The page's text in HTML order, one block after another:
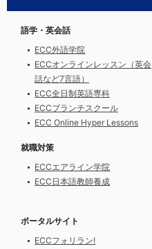
語学・英会話
ECC外語学院
ECCオンラインレッスン（英会
話など7言語）
ECC全日制英語専科
ECCブランチスクール
ECC Online Hyper Lessons
就職対策
ECCエアライン学院
ECC日本語教師養成
ポータルサイト
ECCフォリラン!